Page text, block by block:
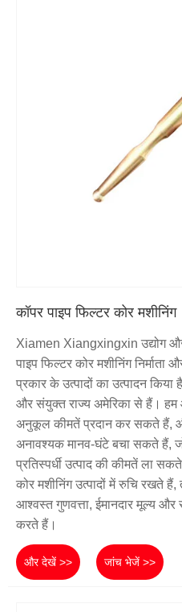
कॉपर पाइप फिल्टर कोर मशीनिंग
Xiamen Xiangxingxin उद्योग
पाइप फिल्टर कोर मशीनिंग
प्रकार के उत्पादों का उत्पादन
और संयुक्त राज्य अमेरिका से हैं।
अनुकूल कीमतें प्रदान कर सकते हैं,
अनावश्यक मानव-घंटे बचा सकते हैं,
प्रतिस्पर्धी उत्पाद की कीमतें ला
कोर मशीनिंग उत्पादों में रुचि रखते
आश्वस्त गुणवत्ता, ईमानदार मूल्य और
करते हैं।
और देखें >> जांच भेजें >>